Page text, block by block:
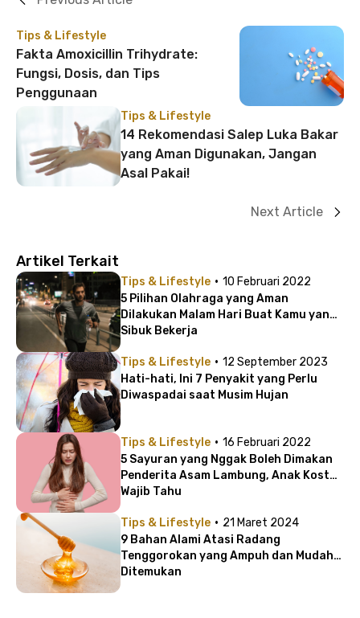
Tips & Lifestyle
Fakta Amoxicillin Trihydrate:
Fungsi, Dosis, dan Tips
Penggunaan
Tips & Lifestyle
14 Rekomendasi Salep Luka Bakar
yang Aman Digunakan, Jangan
Asal Pakai!
Next Article
Artikel Terkait
Tips & Lifestyle · 10 Februari 2022
5 Pilihan Olahraga yang Aman
Dilakukan Malam Hari Buat Kamu yang
Sibuk Bekerja
Tips & Lifestyle · 12 September 2023
Hati-hati, Ini 7 Penyakit yang Perlu
Diwaspadai saat Musim Hujan
Tips & Lifestyle · 16 Februari 2022
5 Sayuran yang Nggak Boleh Dimakan
Penderita Asam Lambung, Anak Kost
Wajib Tahu
Tips & Lifestyle · 21 Maret 2024
9 Bahan Alami Atasi Radang
Tenggorokan yang Ampuh dan Mudah
Ditemukan